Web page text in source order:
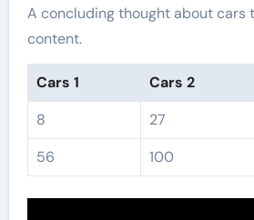
A concluding thought about cars
content.
Cars 1 Cars 2
8
27
56
100